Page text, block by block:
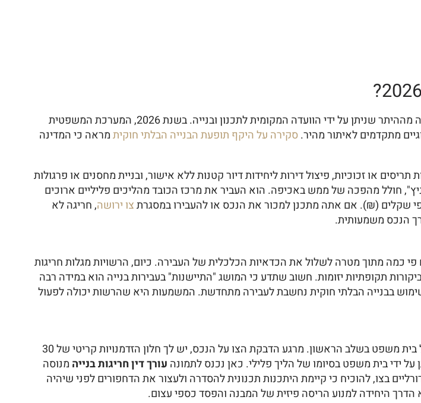
חריגת בנייה היא מצב שבו בוצעה עבודה במקרקעין ללא היתר בנייה כחוק, או בסטייה מההיתר שניתן על ידי הוועדה המקומית לתכנון ובנייה. בשנת 2026, המערכת המשפטית
מתקדמים לאיתור מהיר.סקירה על היקף תופעת הבנייה הבלתי חוקיתמראה כי המדינה
או זכוכיות, פיצול דירות ליחידות דיור קטנות ללא אישור, ובניית מחסנים או פרגולות
והבנייה, הידוע כ"חוק קמיניץ", חולל מהפכה של ממש באכיפה. הוא העביר את מרכז הכובד מהליכים פליליים ארוכים
שקלים (₪). אם אתה מתכנן למכור את הנכס או להעבירו במסגרתצו ירושה, חריגה לא
הנכס משמעותית.
כמה מתוך מטרה לשלול את הכדאיות הכלכלית של העבירה. כיום, הרשויות מגלות חריגות
תקופתיות יזומות. חשוב שתדע כי המושג "התיישנות" בעבירות בנייה הוא במידה רבה
בבנייה הבלתי חוקית נחשבת לעבירה מתחדשת. המשמעות היא שהרשות יכולה לפעול
צו הריסה מינהלי הוא כלי עוצמתי ומהיר שניתן על ידי גורם מינהלי ללא מעורבות של בית משפט בשלב הראשון. מרגע הדבקת הצו על הנכס, יש לך חלון הזדמנויות קריטי של 30
על ידי בית משפט בסיומו של הליך פלילי. כאן נכנס לתמונה עורך דין חריגות בנייה מנוסה
בצו, להוכיח כי קיימת היתכנות תכנונית להסדרה ולעצור את הדחפורים לפני שיהיה
היחידה למנוע הריסה פיזית של המבנה והפסד כספי עצום.